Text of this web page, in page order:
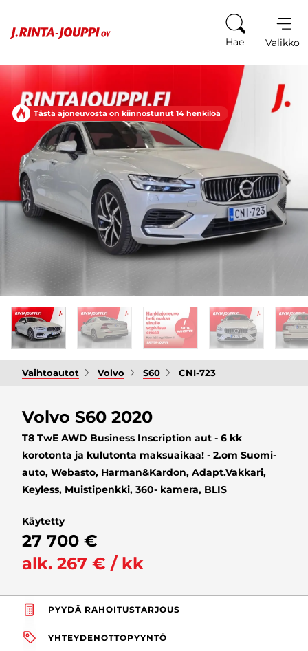
Hae Valikko
Tästä ajoneuvosta on kiinnostunut 14 henkilöä
Vaihtoautot Volvo S60 CNI-723
Volvo S60 2020
T8 TwE AWD Business Inscription aut - 6 kk
korotonta ja kulutonta maksuaikaa! - 2.om Suomi-
auto, Webasto, Harman&Kardon, Adapt.Vakkari,
Keyless, Muistipenkki, 360- kamera, BLIS
Käytetty
27 700 €
alk. 267 € / kk
PYYDÄ RAHOITUSTARJOUS
YHTEYDENOTTOPYYNTÖ